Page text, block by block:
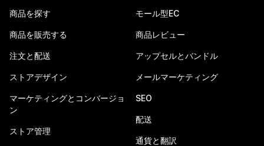
商品を探す
商品を販売する
注文と配送
ストアデザイン
マーケティングとコンバージョ
ン
ストア管理
モール型EC
商品レビュー
アップセルとバンドル
メールマーケティング
SEO
配送
通貨と翻訳